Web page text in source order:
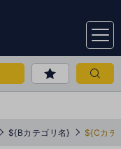
menu
${Bカテゴリ名} ${Cカテ